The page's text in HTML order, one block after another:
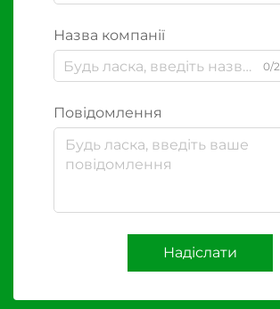
Назва компанії
0/
Повідомлення
Надіслати